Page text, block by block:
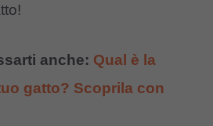
anche: Qual è la
gatto? Scoprila con